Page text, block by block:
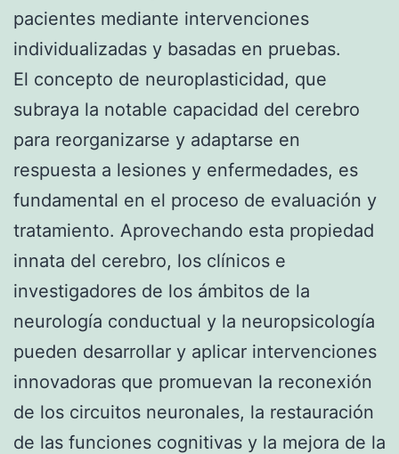
pacientes mediante intervenciones
individualizadas y basadas en pruebas.
El concepto de neuroplasticidad, que
subraya la notable capacidad del cerebro
para reorganizarse y adaptarse en
respuesta a lesiones y enfermedades, es
fundamental en el proceso de evaluación y
tratamiento. Aprovechando esta propiedad
innata del cerebro, los clínicos e
investigadores de los ámbitos de la
neurología conductual y la neuropsicología
pueden desarrollar y aplicar intervenciones
innovadoras que promuevan la reconexión
de los circuitos neuronales, la restauración
de las funciones cognitivas y la mejora de la